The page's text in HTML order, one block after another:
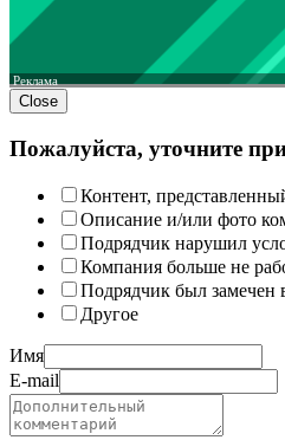
Реклама
Close
Пожалуйста, уточните
Контент,
Описание и/или фото
Подрядчик нарушил
Компания больше не
Подрядчик был замечен
Другое
Имя
E-mail